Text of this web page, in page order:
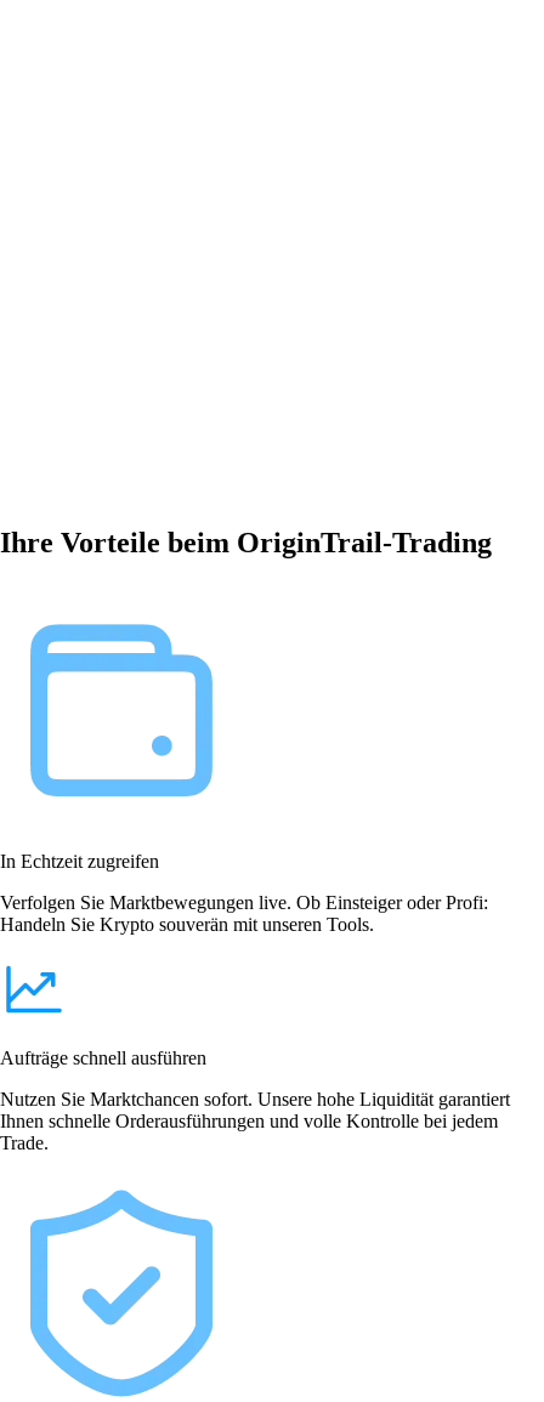
Ihre Vorteile beim OriginTrail-Trading
In Echtzeit zugreifen
Verfolgen Sie Marktbewegungen live. Ob Einsteiger oder Profi:
Handeln Sie Krypto souverän mit unseren Tools.
Aufträge schnell ausführen
Nutzen Sie Marktchancen sofort. Unsere hohe Liquidität garantiert
Ihnen schnelle Orderausführungen und volle Kontrolle bei jedem
Trade.